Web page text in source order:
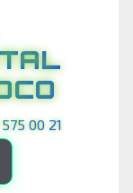
00 21